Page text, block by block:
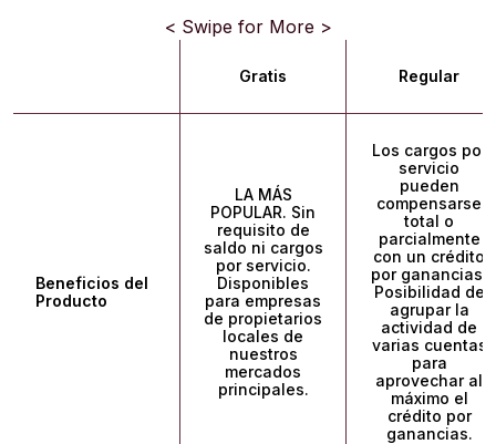
< Swipe for More >
Gratis Regular
Beneficios del
Producto
LA MÁS
POPULAR. Sin
requisito de
saldo ni cargos
por servicio.
Disponibles
para empresas
de propietarios
locales de
nuestros
mercados
principales.
Los cargos por
servicio
pueden
compensarse
total o
parcialmente
con un crédito
por ganancias.
Posibilidad de
agrupar la
actividad de
varias cuentas
para
aprovechar al
máximo el
crédito por
ganancias.